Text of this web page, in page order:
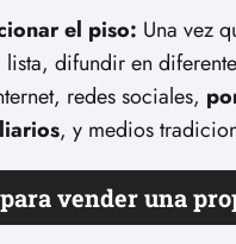
el piso: Una vez
lista, difundir en
redes sociales,
, y medios
vender una